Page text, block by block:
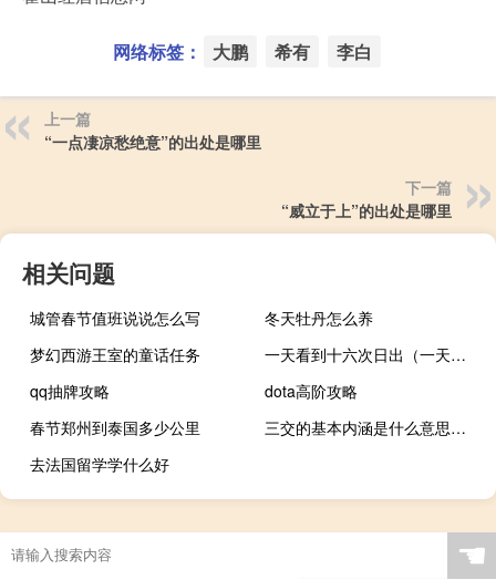
网络标签： 大鹏 希有 李白
上一篇
“一点凄凉愁绝意”的出处是哪里
下一篇
“威立于上”的出处是哪里
相关问题
城管春节值班说说怎么写
冬天牡丹怎么养
梦幻西游王室的童话任务
一天看到十六次日出（一天看到16次日出）
qq抽牌攻略
dota高阶攻略
春节郑州到泰国多少公里
三交的基本内涵是什么意思（三交的基本内涵）
去法国留学学什么好
☚